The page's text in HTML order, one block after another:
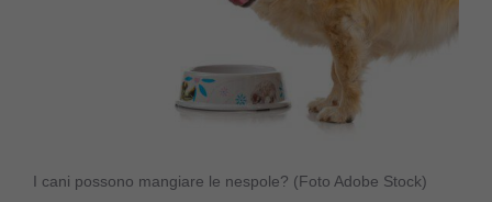
I cani possono mangiare le nespole? (Foto Adobe Stock)